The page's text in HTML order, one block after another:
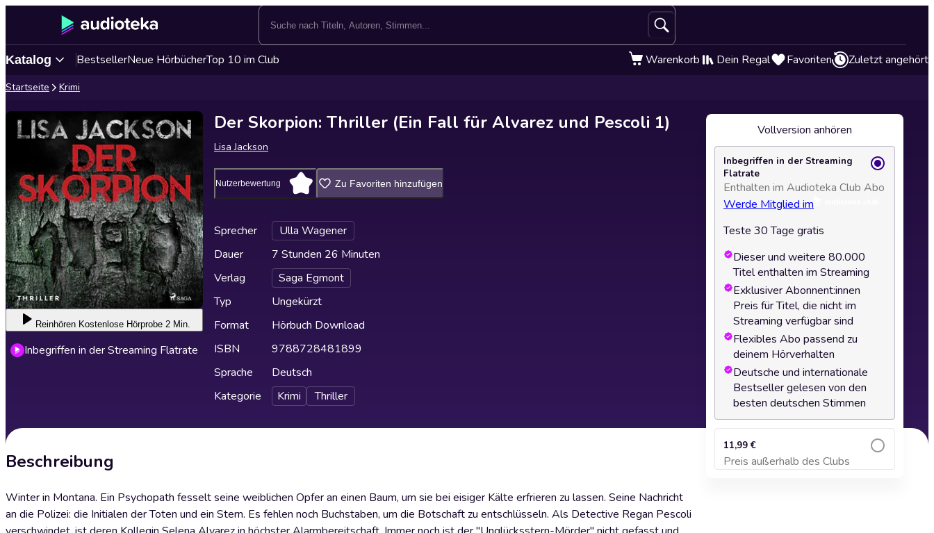
Katalog BestsellerNeue HörbücherTop 10 im Club Warenkorb Dein Regal Favoriten Zuletzt angehört
Startseite Krimi
Reinhören Kostenlose Hörprobe 2 Min.
Inbegriffen in der Streaming Flatrate
Der Skorpion: Thriller (Ein Fall für Alvarez und Pescoli 1)
Lisa Jackson
Nutzerbewertung Zu Favoriten hinzufügen
Sprecher
Ulla Wagener
Dauer
7 Stunden 26 Minuten
Verlag
Saga Egmont
Typ
Ungekürzt
Format
Hörbuch Download
ISBN
9788728481899
Sprache
Deutsch
Kategorie
Krimi Thriller
Beschreibung
Winter in Montana. Ein Psychopath fesselt seine weiblichen Opfer an einen Baum, um sie bei eisiger Kälte erfrieren zu lassen. Seine Nachricht
an die Polizei: die Initialen der Toten und ein Stern. Es fehlen noch Buchstaben, um die Botschaft zu entschlüsseln. Als Detective Regan Pescoli
Vollversion anhören
Inbegriffen in der Streaming
Flatrate
Enthalten im Audioteka Club Abo
Werde Mitglied im
Teste 30 Tage gratis
Dieser und weitere 80.000
Titel enthalten im Streaming
Exklusiver Abonnent:innen
Preis für Titel, die nicht im
Streaming verfügbar sind
Flexibles Abo passend zu
deinem Hörverhalten
Deutsche und internationale
Bestseller gelesen von den
besten deutschen Stimmen
11,99 €
Preis außerhalb des Clubs
Zum Warenkorb hinzufügen